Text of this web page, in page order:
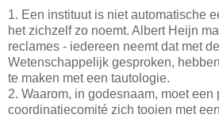
1. Een instituut is niet automatische
het zichzelf zo noemt. Albert Heijn
reclames - iedereen neemt dat met
Wetenschappelijk gesproken,
te maken met een tautologie.
2. Waarom, in godesnaam, moet een
coordinatiecomité zich tooien met